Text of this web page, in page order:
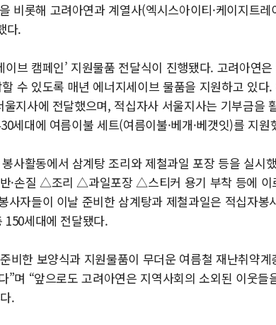
비롯해 고려아연과 계열사(엑시스아이티·케이지트레
다.
브 캠페인’ 지원물품 전달식이 진행됐다. 고려아연은
수 있도록 매년 에너지세이브 물품을 지원하고 있다
지사에 전달했으며, 적십자사 서울지사는 기부금을
세대에 여름이불 세트(여름이불·베개·베갯잇)를 지원
사활동에서 삼계탕 조리와 제철과일 포장 등을 실시
·손질 △조리 △과일포장 △스티커 용기 부착 등에 이
사자들이 이날 준비한 삼계탕과 제철과일은 적십자봉
150세대에 전달됐다.
비한 보양식과 지원물품이 무더운 여름철 재난취약
”며 “앞으로도 고려아연은 지역사회의 소외된 이웃들
.